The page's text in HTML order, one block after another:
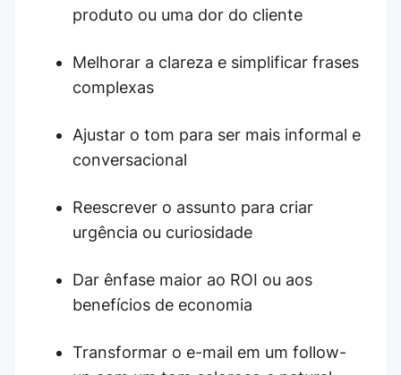
produto ou uma dor do cliente
Melhorar a clareza e simplificar frases
complexas
Ajustar o tom para ser mais informal e
conversacional
Reescrever o assunto para criar
urgência ou curiosidade
Dar ênfase maior ao ROI ou aos
benefícios de economia
Transformar o e-mail em um follow-